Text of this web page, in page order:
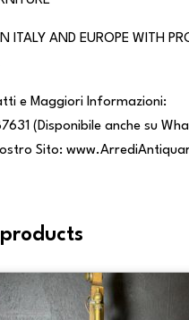
ITALY AND EUROPE WITH
e Maggiori Informazioni:
(Disponibile anche su
Sito: